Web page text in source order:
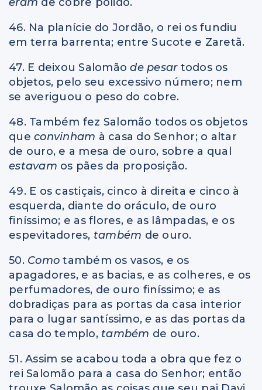
46. Na planície do Jordão, o rei os fundiu
em terra barrenta; entre Sucote e Zaretã.
47. E deixou Salomãode pesar todos os
objetos, pelo seu excessivo número; nem
se averiguou o peso do cobre.
48. Também fez Salomão todos os objetos
que convinham à casa do Senhor; o altar
de ouro, e a mesa de ouro, sobre a qual
estavam os pães da proposição.
49. E os castiçais, cinco à direita e cinco à
esquerda, diante do oráculo, de ouro
finíssimo; e as flores, e as lâmpadas, e os
espevitadores, também de ouro.
50. Comotambém os vasos, e os
apagadores, e as bacias, e as colheres, e os
perfumadores, de ouro finíssimo; e as
dobradiças para as portas da casa interior
para o lugar santíssimo,e as das portas da
casa do templo, também de ouro.
51. Assim se acabou toda a obra que fez o
rei Salomão para a casa do Senhor; então